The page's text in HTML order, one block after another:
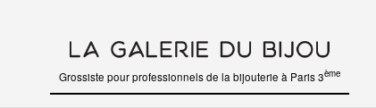
Grossiste pour professionnels de la bijouterie à Paris 3ème